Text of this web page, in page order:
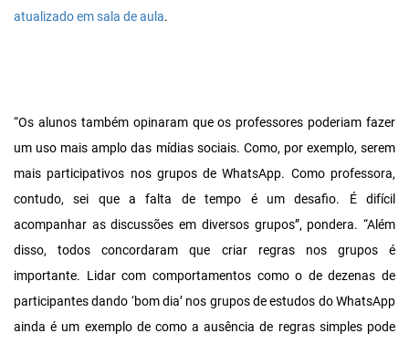
atualizado em sala de aula.
“Os alunos também opinaram que os professores poderiam fazer
um uso mais amplo das mídias sociais. Como, por exemplo, serem
mais participativos nos grupos de WhatsApp. Como professora,
contudo, sei que a falta de tempo é um desafio. É difícil
acompanhar as discussões em diversos grupos”, pondera. “Além
disso, todos concordaram que criar regras nos grupos é
importante. Lidar com comportamentos como o de dezenas de
participantes dando ‘bom dia’ nos grupos de estudos do WhatsApp
ainda é um exemplo de como a ausência de regras simples pode